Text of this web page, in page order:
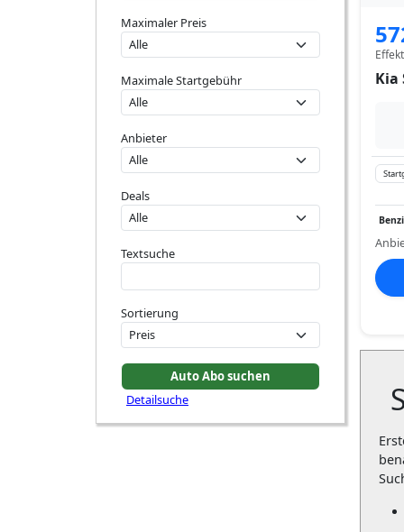
Maximaler Preis
Maximale Startgebühr
Anbieter
Deals
Textsuche
Sortierung
Detailsuche
Kia